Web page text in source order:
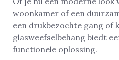
woonkamer of een
een drukbezochte gang of
glasweefselbehang biedt
functionele oplossing.